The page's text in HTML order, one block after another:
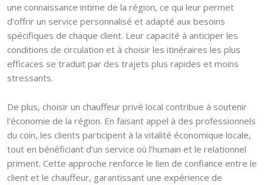
une connaissance intime de la région, ce qui leur permet
d’offrir un service personnalisé et adapté aux besoins
spécifiques de chaque client. Leur capacité à anticiper les
conditions de circulation et à choisir les itinéraires les plus
efficaces se traduit par des trajets plus rapides et moins
stressants.
De plus, choisir un chauffeur privé local contribue à soutenir
l’économie de la région. En faisant appel à des professionnels
du coin, les clients participent à la vitalité économique locale,
tout en bénéficiant d’un service où l’humain et le relationnel
priment. Cette approche renforce le lien de confiance entre le
client et le chauffeur, garantissant une expérience de